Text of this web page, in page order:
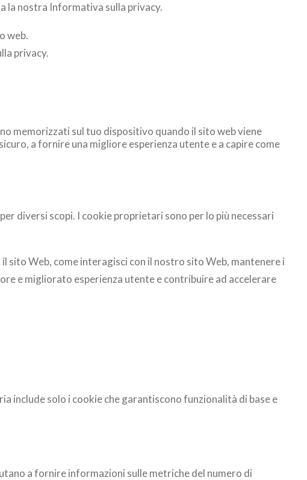
la nostra Informativa sulla privacy.
web.
privacy.
memorizzati sul tuo dispositivo quando il sito web viene
a fornire una migliore esperienza utente e a capire come
diversi scopi. I cookie proprietari sono per lo più necessari
Web, come interagisci con il nostro sito Web, mantenere i
e migliorato esperienza utente e contribuire ad accelerare
include solo i cookie che garantiscono funzionalità di base e
a fornire informazioni sulle metriche del numero di